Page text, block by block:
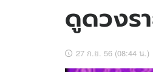
ข่าวบันเทิง
ดูดวงร
27 ก.ย. 56 (08:44 น.)